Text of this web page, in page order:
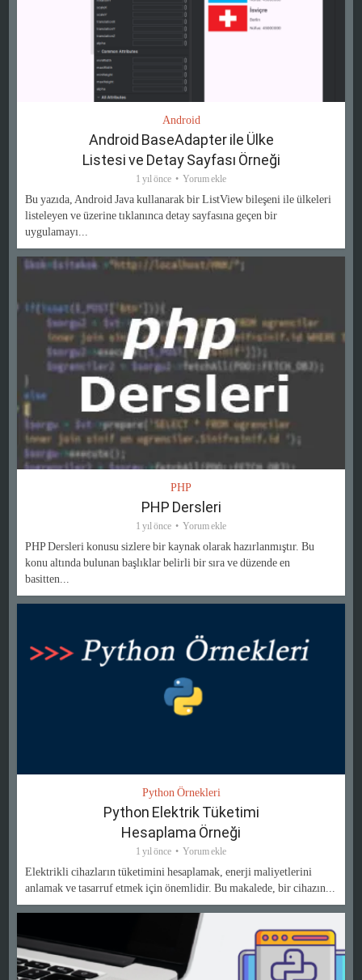
Android
Android BaseAdapter ile Ülke
Listesi ve Detay Sayfası Örneği
1 yıl önce Yorum ekle
Bu yazıda, Android Java kullanarak bir ListView bileşeni ile ülkeleri
listeleyen ve üzerine tıklanınca detay sayfasına geçen bir
uygulamayı...
PHP
PHP Dersleri
1 yıl önce Yorum ekle
PHP Dersleri konusu sizlere bir kaynak olarak hazırlanmıştır. Bu
konu altında bulunan başlıklar belirli bir sıra ve düzende en
basitten...
Python Örnekleri
Python Elektrik Tüketimi
Hesaplama Örneği
1 yıl önce Yorum ekle
Elektrikli cihazların tüketimini hesaplamak, enerji maliyetlerini
anlamak ve tasarruf etmek için önemlidir. Bu makalede, bir cihazın...